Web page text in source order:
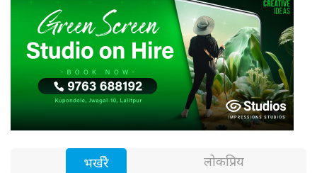
भर्खरै लोकप्रिय